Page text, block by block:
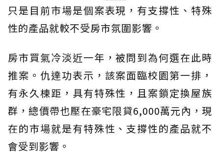
只是目前市場是個案表現，有支撐性、特殊
性的產品就較不受房市氛圍影響。
房市買氣冷淡近一年，被問到為何選在此時
推案。仇達功表示，該案面臨校園第一排，
有永久棟距，具有特殊性，且案鎖定換屋族
群，總價帶也壓在豪宅限貸6,000萬元內，現
在的市場就是有特殊性、支撐性的產品就不
會受到影響。